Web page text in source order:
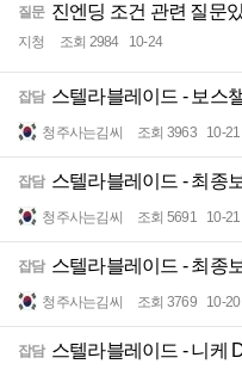
질문 진엔딩 조건 관련 질문
지청 조회 2984 10-24
잡담 스텔라블레이드 - 보스
청주사는김씨 조회 3963 10-21
잡담 스텔라블레이드 - 최종
청주사는김씨 조회 5691 10-21
잡담 스텔라블레이드 - 최종
청주사는김씨 조회 3769 10-20
잡담 스텔라블레이드 - 니케